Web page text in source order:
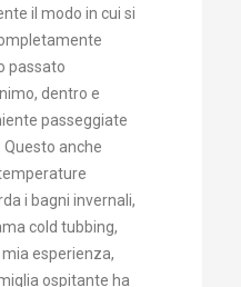
il modo in cui si
passato
dentro e
passeggiate
anche
i bagni invernali,
cold tubbing,
esperienza,
ospitante ha